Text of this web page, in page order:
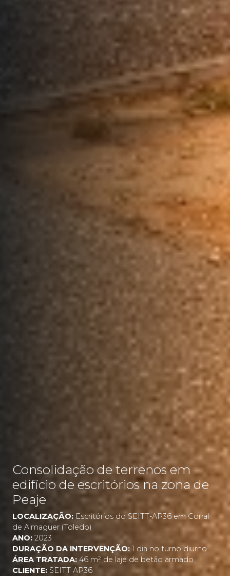
Consolidação de terrenos em
edifício de escritórios na zona de
Peaje
LOCALIZAÇÃO: Escritórios do SEITT-AP36 em Corral
de Almaguer (Toledo)
ANO: 2023
DURAÇÃO DA INTERVENÇÃO:1 dia no turno diurno
ÁREA TRATADA: 46 m² de laje de betão armado
CLIENTE: SEITT AP36